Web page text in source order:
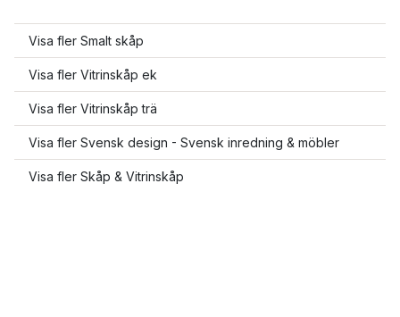
Visa fler Smalt skåp
Visa fler Vitrinskåp ek
Visa fler Vitrinskåp trä
Visa fler Svensk design - Svensk inredning & möbler
Visa fler Skåp & Vitrinskåp